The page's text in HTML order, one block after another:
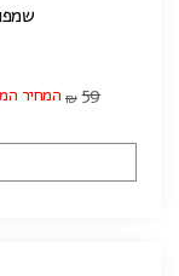
שמפו
₪ 59 המחיר